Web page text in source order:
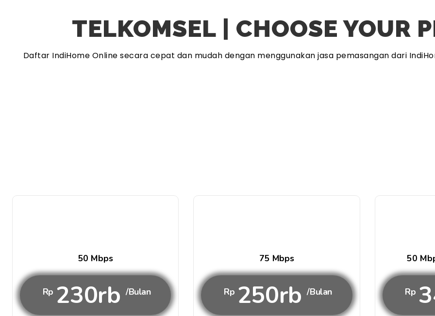
TELKOMSEL | CHOOSE YOUR
Daftar IndiHome Online secara cepat dan mudah dengan menggunakan jasa pemasangan dari
50 Mbps
Rp 230rb /Bulan
75 Mbps
Rp 250rb /Bulan
50
Rp